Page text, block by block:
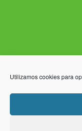
Utilizamos cookies para